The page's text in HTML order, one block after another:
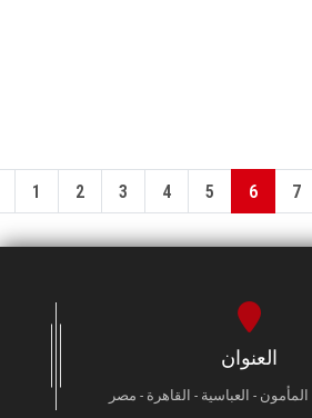
1 2 3 4 5 6 7
العنوان
- العباسية - القاهرة - مصر